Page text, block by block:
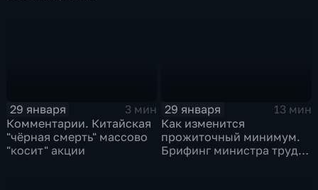
29 января
3 мин
Комментарии. Китайская
"чёрная смерть" массово
"косит" акции
29 января
13 мин
Как изменится
прожиточный минимум.
Брифинг министра труда